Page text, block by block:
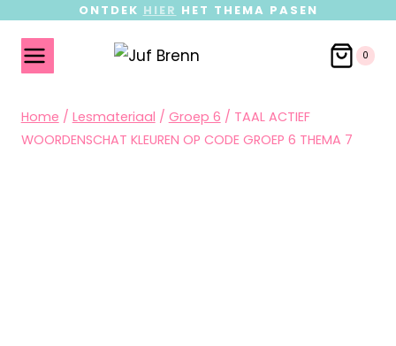
ONTDEK HIER HET THEMA PASEN
0
Home / Lesmateriaal / Groep 6 / TAAL ACTIEF
WOORDENSCHAT KLEUREN OP CODE GROEP 6 THEMA 7